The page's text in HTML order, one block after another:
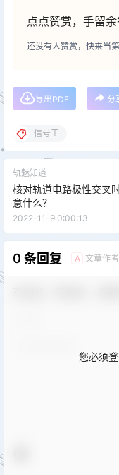
点点赞赏，手留
还没有人赞赏，快来当
导出PDF 分
信号工
轨魅知道
核对轨道电路极性交叉
意什么？
2022-11-9 0:00:13
0 条回复 A 文章作者
您必须